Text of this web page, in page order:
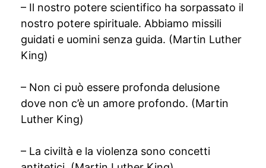
– Il nostro potere scientifico ha sorpassato il
nostro potere spirituale. Abbiamo missili
guidati e uomini senza guida. (Martin Luther
King)
– Non ci può essere profonda delusione
dove non c’è un amore profondo. (Martin
Luther King)
– La civiltà e la violenza sono concetti